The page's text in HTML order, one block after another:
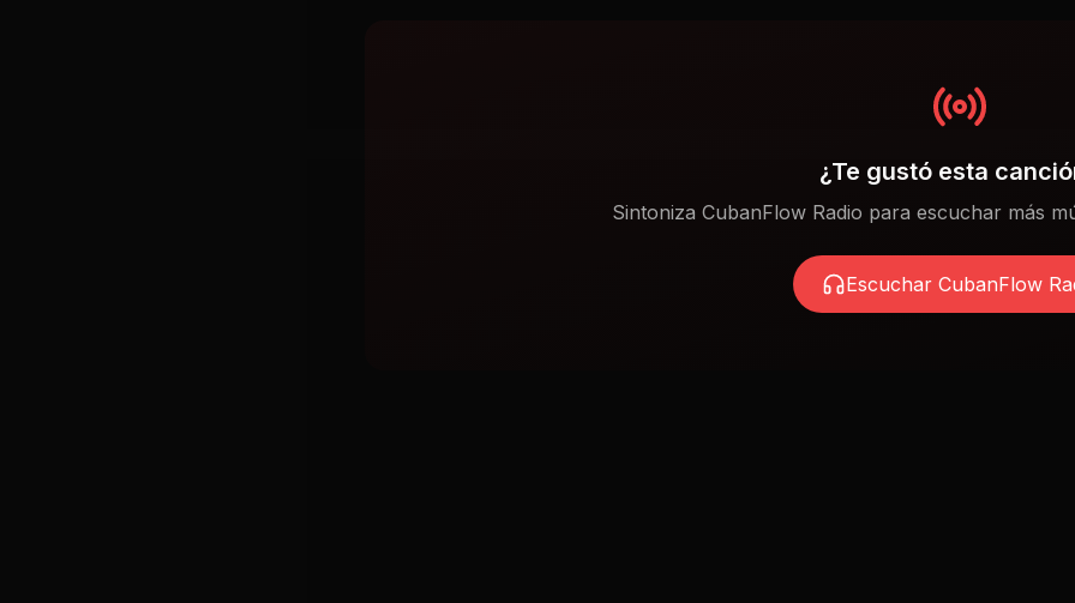
¿Te gustó esta
Sintoniza CubanFlow Radio para escuchar más
Escuchar CubanFlow